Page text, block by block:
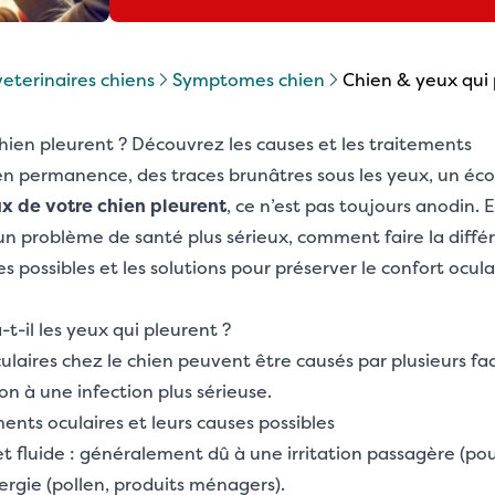
chiens symptomes chien chien & yeux
pleurent ? Découvrez les causes et les traitements
permanence, des traces brunâtres sous les yeux, un
de votre chien pleurent, ce n’est pas toujours anodin.
problème de santé plus sérieux, comment faire la
possibles et les solutions pour préserver le confort
t-il les yeux qui pleurent ?
chez le chien peuvent être causés par plusieurs
à une infection plus sérieuse.
oculaires et leurs causes possibles
fluide : généralement dû à une irritation passagère
(pollen, produits ménagers).